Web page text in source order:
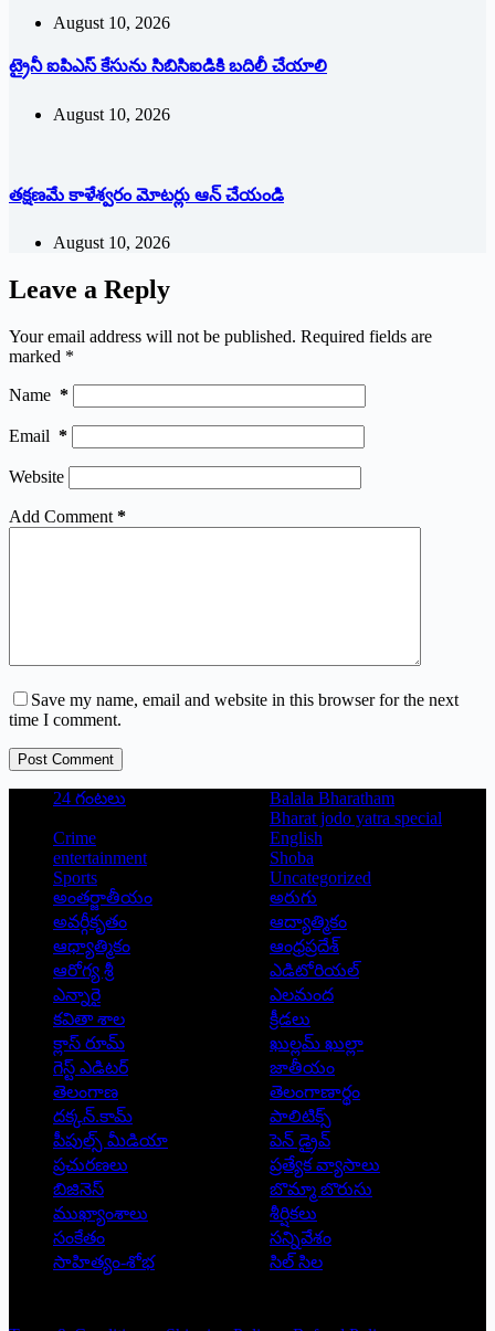
August 10, 2026
ట్రైనీ ఐపిఎస్‌ ‌కేసును సిబిసిఐడికి బదిలీ చేయాలి
August 10, 2026
తక్షణమే కాళేశ్వరం మోటర్లు ఆన్‌ ‌చేయండి
August 10, 2026
Leave a Reply
Your email address will not be published. Required fields are
marked *
Name *
Email *
Website
Add Comment *
Save my name, email and website in this browser for the next
time I comment.
Post Comment
24 గంటలు
Balala Bharatham
Bharat jodo yatra special
Crime
English
entertainment
Shoba
Sports
Uncategorized
అంతర్జాతీయం
అరుగు
అవర్గీకృతం
ఆద్యాత్మికం
ఆధ్యాత్మికం
ఆంధ్రప్రదేశ్
ఆరోగ్య శ్రీ
ఎడిటోరియల్
ఎన్నారై
ఎలమంద
కవితా శాల
క్రీడలు
క్లాస్ రూమ్
ఖుల్లమ్ ఖుల్లా
గెస్ట్ ఎడిటర్
జాతీయం
తెలంగాణ
తెలంగాణార్థం
దక్కన్.కామ్
పాలిటిక్స్
పీపుల్స్ ‌మీడియా
పెన్ డ్రైవ్
ప్రచురణలు
ప్రత్యేక వ్యాసాలు
బిజినెస్
బొమ్మా బొరుసు
ముఖ్యాంశాలు
శీర్షికలు
సంకేతం
సన్నివేశం
సాహిత్యం-శోభ
సిల్ సిల